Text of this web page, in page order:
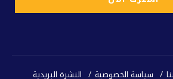
سياسة الخصوصية النشرة البريدية